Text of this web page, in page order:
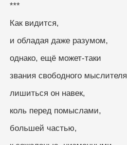
***
Как видится,
и обладая даже разумом,
однако, ещё может-таки
звания свободного мыслителя
лишиться он навек,
коль перед помыслами,
большей частью,